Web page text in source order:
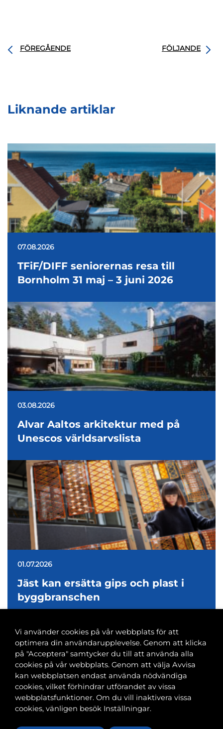
FÖREGÅENDE FÖLJANDE
Liknande artiklar
07.08.2026
TFiF/DIFF seniorernas resa till
Bornholm 31 maj – 3 juni 2026
03.08.2026
Alvar Aaltos arkitektur med på
Unescos världsarvslista
01.07.2026
Jäst kan ersätta gips och plast i
byggbranschen
Banvaktsgatan 2A, 00520 Helsingfors
040 585 2586
kansli@tfif.fi
Vi använder cookies på vår webbplats för att
optimera din användarupplevelse. Genom att klicka
på "Acceptera" samtycker du till att använda alla
cookies på vår webbplats. Genom att välja Avvisa
kan webbplatsen endast använda nödvändiga
cookies, vilket förhindrar utförandet av vissa
webbplatsfunktioner. Om du vill inaktivera vissa
cookies, vänligen besök Inställningar.